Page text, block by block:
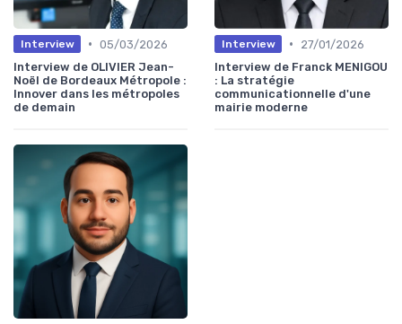
Interview • 05/03/2026
Interview de OLIVIER Jean-
Noël de Bordeaux Métropole :
Innover dans les métropoles
de demain
Interview •
27/01/2026
Interview de Franck MENIGOU
: La stratégie
communicationnelle d'une
mairie moderne